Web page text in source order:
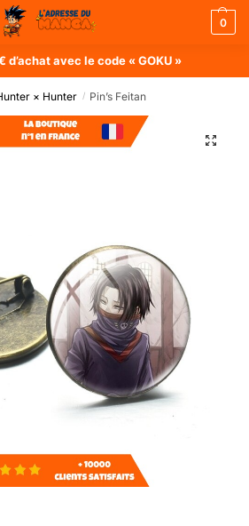
0
d’achat avec le code « GOKU »
× Hunter / Pin’s Feitan